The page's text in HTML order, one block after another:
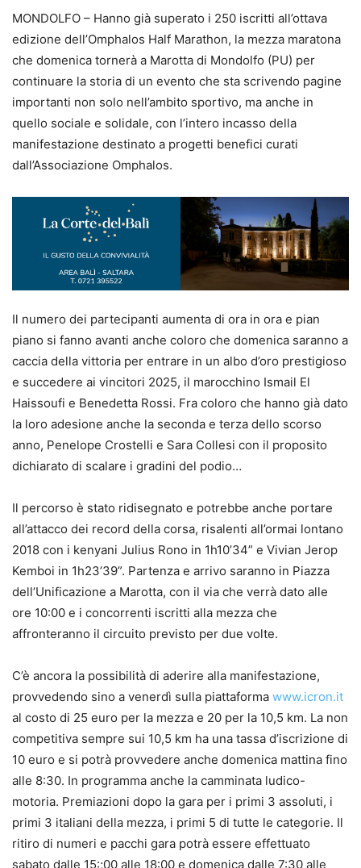
MONDOLFO – Hanno già superato i 250 iscritti all’ottava
edizione dell’Omphalos Half Marathon, la mezza maratona
che domenica tornerà a Marotta di Mondolfo (PU) per
continuare la storia di un evento che sta scrivendo pagine
importanti non solo nell’ambito sportivo, ma anche in
quello sociale e solidale, con l’intero incasso della
manifestazione destinato a progetti benefici curati
dall’Associazione Omphalos.
Il numero dei partecipanti aumenta di ora in ora e pian
piano si fanno avanti anche coloro che domenica saranno a
caccia della vittoria per entrare in un albo d’oro prestigioso
e succedere ai vincitori 2025, il marocchino Ismail El
Haissoufi e Benedetta Rossi. Fra coloro che hanno già dato
la loro adesione anche la seconda e terza dello scorso
anno, Penelope Crostelli e Sara Collesi con il proposito
dichiarato di scalare i gradini del podio…
Il percorso è stato ridisegnato e potrebbe anche portare
all’attacco dei record della corsa, risalenti all’ormai lontano
2018 con i kenyani Julius Rono in 1h10’34” e Vivian Jerop
Kemboi in 1h23’39”. Partenza e arrivo saranno in Piazza
dell’Unificazione a Marotta, con il via che verrà dato alle
ore 10:00 e i concorrenti iscritti alla mezza che
affronteranno il circuito previsto per due volte.
C’è ancora la possibilità di aderire alla manifestazione,
provvedendo sino a venerdì sulla piattaforma www.icron.it
al costo di 25 euro per la mezza e 20 per la 10,5 km. La non
competitiva sempre sui 10,5 km ha una tassa d’iscrizione di
10 euro e si potrà provvedere anche domenica mattina fino
alle 8:30. In programma anche la camminata ludico-
motoria. Premiazioni dopo la gara per i primi 3 assoluti, i
primi 3 italiani della mezza, i primi 5 di tutte le categorie. Il
ritiro di numeri e pacchi gara potrà essere effettuato
sabato dalle 15:;00 alle 18:00 e domenica dalle 7:30 alle